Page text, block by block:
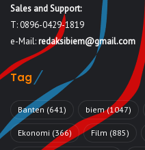
Sales and Support:
T: 0896-0429-1819
e-Mail:redaksibiem@gmail.com
Tag
Banten (641) biem(1047)
Ekonomi (366) Film (885)